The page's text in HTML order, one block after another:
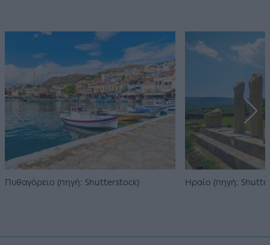
Πυθαγόρειο (πηγή: Shutterstock) Ηραίο (πηγή: